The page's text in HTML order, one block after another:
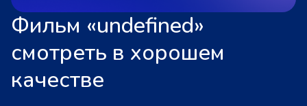
Фильм «undefined»
смотреть в хорошем
качестве